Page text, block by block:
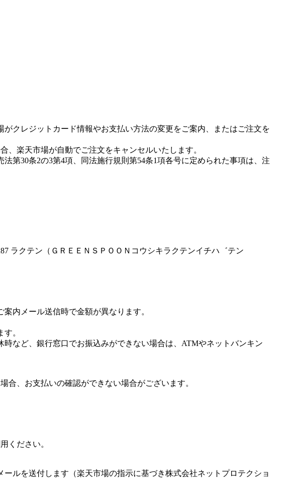
クレジットカード情報やお支払い方法の変更をご案内、またはご注文を
、楽天市場が自動でご注文をキャンセルいたします。
第30条2の3第4項、同法施行規則第54条1項各号に定められた事項は、注
ラクテン（ＧＲＥＥＮＳＰＯＯＮコウシキラクテンイチハ゛テン
内メール送信時で金額が異なります。
。
など、銀行窓口でお振込みができない場合は、ATMやネットバンキン
、お支払いの確認ができない場合がございます。
ください。
ルを送付します（楽天市場の指示に基づき株式会社ネットプロテクショ